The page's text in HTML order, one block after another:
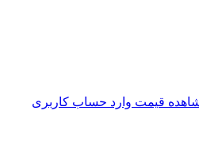
قیمت وارد حساب کاربری